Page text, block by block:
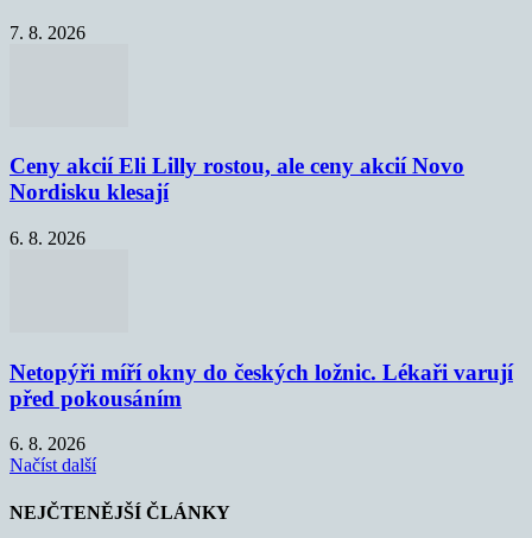
7. 8. 2026
Ceny akcií Eli Lilly rostou, ale ceny akcií Novo
Nordisku klesají
6. 8. 2026
Netopýři míří okny do českých ložnic. Lékaři varují
před pokousáním
6. 8. 2026
Načíst další
NEJČTENĚJŠÍ ČLÁNKY